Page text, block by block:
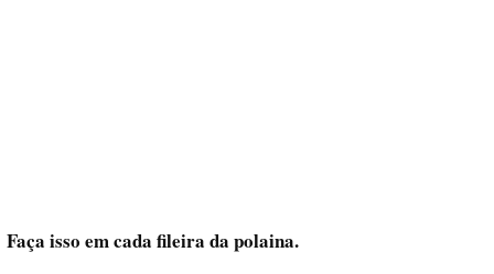
Faça isso em cada fileira da polaina.